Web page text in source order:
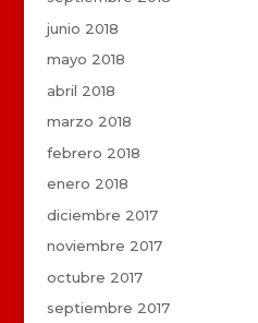
junio 2018
mayo 2018
abril 2018
marzo 2018
febrero 2018
enero 2018
diciembre 2017
noviembre 2017
octubre 2017
septiembre 2017